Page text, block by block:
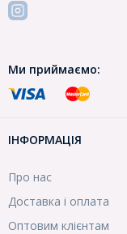
Ми приймаємо:
ІНФОРМАЦІЯ
Про нас
Доставка і оплата
Оптовим клієнтам